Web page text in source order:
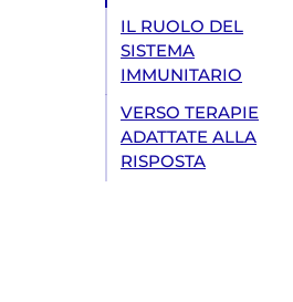
IL RUOLO DEL
SISTEMA
IMMUNITARIO
VERSO TERAPIE
ADATTATE ALLA
RISPOSTA